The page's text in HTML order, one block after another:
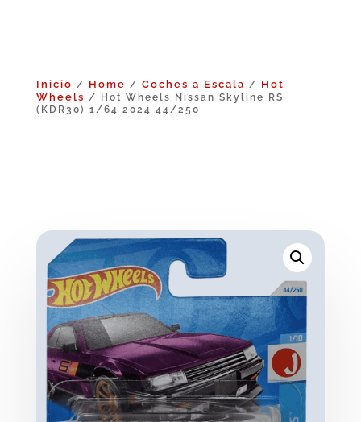
Inicio / Home / Coches a Escala / Hot
Wheels / Hot Wheels Nissan Skyline RS
(KDR30) 1/64 2024 44/250